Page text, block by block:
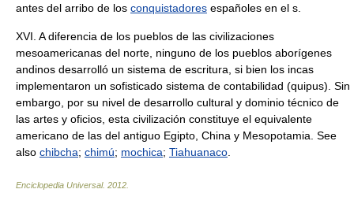
antes del arribo de los conquistadores españoles en el s.
XVI. A diferencia de los pueblos de las civilizaciones
mesoamericanas del norte, ninguno de los pueblos aborígenes
andinos desarrolló un sistema de escritura, si bien los incas
implementaron un sofisticado sistema de contabilidad (quipus). Sin
embargo, por su nivel de desarrollo cultural y dominio técnico de
las artes y oficios, esta civilización constituye el equivalente
americano de las del antiguo Egipto, China y Mesopotamia. See
also chibcha; chimú; mochica; Tiahuanaco
Enciclopedia Universal. 2012